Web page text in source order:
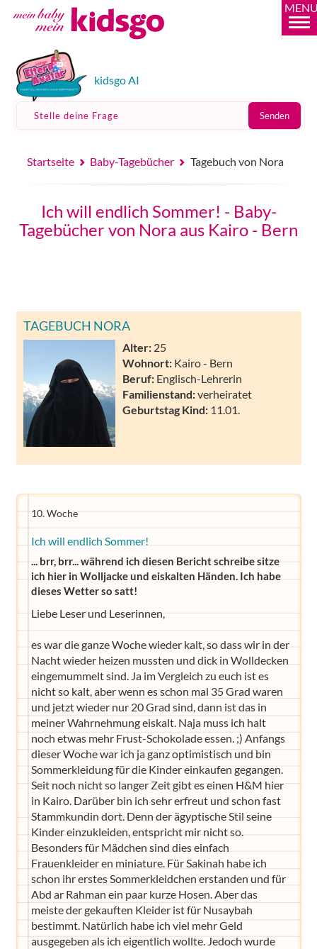
kidsgo AI
Stelle deine Frage Senden
Startseite Baby-Tagebücher Tagebuch von Nora
Ich will endlich Sommer! - Baby-
Tagebücher von Nora aus Kairo - Bern
TAGEBUCH NORA
Alter: 25
Wohnort: Kairo - Bern
Beruf: Englisch-Lehrerin
Familienstand:verheiratet
Geburtstag Kind: 11.01.
10. Woche
Ich will endlich Sommer!
... brr, brr... während ich diesen Bericht schreibe sitze
ich hier in Wolljacke und eiskalten Händen. Ich habe
dieses Wetter so satt!
Liebe Leser und Leserinnen,
es war die ganze Woche wieder kalt, so dass wir in der
Nacht wieder heizen mussten und dick in Wolldecken
eingemummelt sind. Ja im Vergleich zu euch ist es
nicht so kalt, aber wenn es schon mal 35 Grad waren
und jetzt wieder nur 20 Grad sind, dann ist das in
meiner Wahrnehmung eiskalt. Naja muss ich halt
noch etwas mehr Frust-Schokolade essen. ;) Anfangs
dieser Woche war ich ja ganz optimistisch und bin
Sommerkleidung für die Kinder einkaufen gegangen.
Seit noch nicht so langer Zeit gibt es einen H&M hier
in Kairo. Darüber bin ich sehr erfreut und schon fast
Stammkundin dort. Denn der ägyptische Stil seine
Kinder einzukleiden, entspricht mir nicht so.
Besonders für Mädchen sind dies einfach
Frauenkleider en miniature. Für Sakinah habe ich
schon ihr erstes Sommerkleidchen erstanden und für
Abd ar Rahman ein paar kurze Hosen. Aber das
meiste der gekauften Kleider ist für Nusaybah
bestimmt. Natürlich habe ich viel mehr Geld
ausgegeben als ich eigentlich wollte. Jedoch wurde